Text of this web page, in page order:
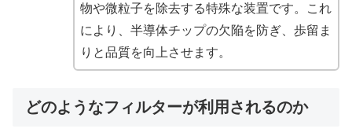
物や微粒子を除去する特殊な装置です。これ
により、半導体チップの欠陥を防ぎ、歩留ま
りと品質を向上させます。
どのようなフィルターが利用されるのか